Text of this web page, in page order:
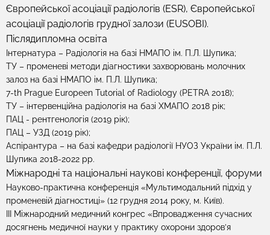
Європейської асоціації радіологів (ESR), Європейської
асоціації радіологів грудної залози (EUSOBI).
Післядипломна освіта
Інтернатура – Радіологія на базі НМАПО ім. П.Л. Шупика;
ТУ – променеві методи діагностики захворювань молочних
залоз на базі НМАПО ім. П.Л. Шупика;
7-th Prague Europeen Tutorial of Radiology (PETRA 2018);
ТУ – інтервенційна радіологія на базі ХМАПО 2018 рік;
ПАЦ - рентгенологія (2019 рік);
ПАЦ – УЗД (2019 рік);
Аспірантура – на базі кафедри радіології НУОЗ України ім. П.Л.
Шупика 2018-2022 рр.
Міжнародні та національні наукові конференції, форуми
Науково-практична конференція «Мультимодальний підхід у
променевій діагностиці» (12 грудня 2014 року, м. Київ).
III Міжнародний медичний конгрес «Впровадження сучасних
досягнень медичної науки у практику охорони здоров’я